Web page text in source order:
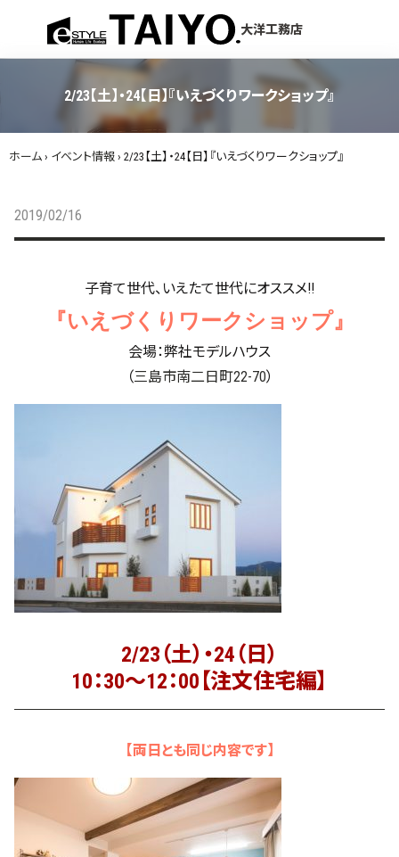
大洋工務店
2/23【土】・24【日】『いえづくりワークショップ』
ホーム › イベント情報 › 2/23【土】・24【日】『いえづくりワークショップ』
2019/02/16
子育て世代、いえたて世代にオススメ!!
『いえづくりワークショップ』
会場：弊社モデルハウス
（三島市南二日町22-70）
2/23（土）・24（日）
10：30～12：00【注文住宅編】
【両日とも同じ内容です】